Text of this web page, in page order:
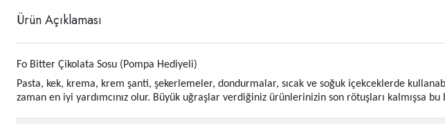
Ürün Açıklaması
Fo Bitter Çikolata Sosu (Pompa Hediyeli)
Pasta, kek, krema, krem şanti, şekerlemeler, dondurmalar, sıcak ve soğuk içekceklerde
zaman en iyi yardımcınız olur. Büyük uğraşlar verdiğiniz ürünlerinizin son rötuşları kalmışsa